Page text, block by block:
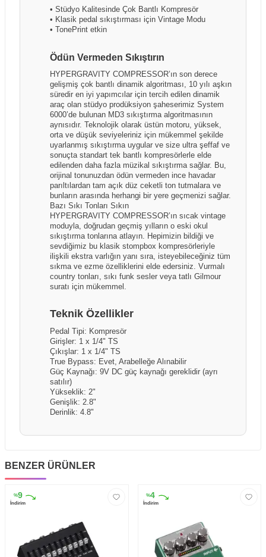
• Stüdyo Kalitesinde Çok Bantlı Kompresör
• Klasik pedal sıkıştırması için Vintage Modu
• TonePrint etkin
Ödün Vermeden Sıkıştırın
HYPERGRAVITY COMPRESSOR’ın son derece
gelişmiş çok bantlı dinamik algoritması, 10 yılı aşkın
süredir en iyi yapımcılar için tercih edilen dinamik
araç olan stüdyo prodüksiyon şaheserimiz System
6000’de bulunan MD3 sıkıştırma algoritmasının
aynısıdır. Teknolojik olarak üstün motoru, yüksek,
orta ve düşük seviyeleriniz için mükemmel şekilde
uyarlanmış sıkıştırma uygular ve size ultra şeffaf ve
sonuçta standart tek bantlı kompresörlerle elde
edilenden daha fazla müzikal sıkıştırma sağlar. Bu,
orijinal tonunuzdan ödün vermeden ince havadar
parıltılardan tam açık düz ceketli ton tutmalara ve
bunların arasında herhangi bir yere geçmenizi sağlar.
Bazı Sıkı Tonları Sıkın
HYPERGRAVITY COMPRESSOR’ın sıcak vintage
moduyla, doğrudan geçmiş yılların o eski okul
sıkıştırma tonlarına atlayın. Hepimizin bildiği ve
sevdiğimiz bu klasik stompbox kompresörleriyle
ilişkili ekstra varlığın yanı sıra, isteyebileceğiniz tüm
sıkma ve ezme özelliklerini elde edersiniz. Vurmalı
country tonları, sıkı funk sesler veya tatlı Gilmour
suratı için mükemmel.
Teknik Özellikler
Pedal Tipi: Kompresör
Girişler: 1 x 1/4" TS
Çıkışlar: 1 x 1/4" TS
True Bypass: Evet, Arabelleğe Alınabilir
Güç Kaynağı: 9V DC güç kaynağı gereklidir (ayrı
satılır)
Yükseklik: 2"
Genişlik: 2.8"
Derinlik: 4.8"
BENZER ÜRÜNLER
%9
İndirim
%4
İndirim